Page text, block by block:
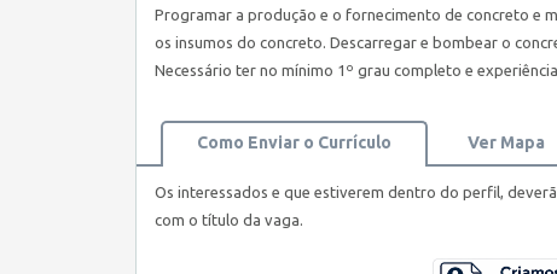
Programar a produção e o fornecimento de concreto e
os insumos do concreto. Descarregar e bombear o
Necessário ter no mínimo 1º grau completo e
Como Enviar o Currículo Ver Mapa
Os interessados e que estiverem dentro do perfil,
com o título da vaga.